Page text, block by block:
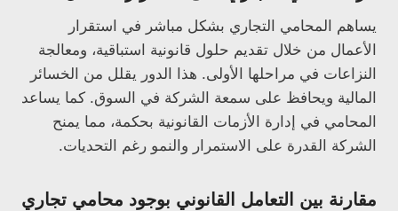
يساهم المحامي التجاري بشكل مباشر في استقرار
الأعمال من خلال تقديم حلول قانونية استباقية، ومعالجة
النزاعات في مراحلها الأولى. هذا الدور يقلل من الخسائر
المالية ويحافظ على سمعة الشركة في السوق. كما يساعد
المحامي في إدارة الأزمات القانونية بحكمة، مما يمنح
الشركة القدرة على الاستمرار والنمو رغم التحديات.
مقارنة بين التعامل القانوني بوجود محامي تجاري